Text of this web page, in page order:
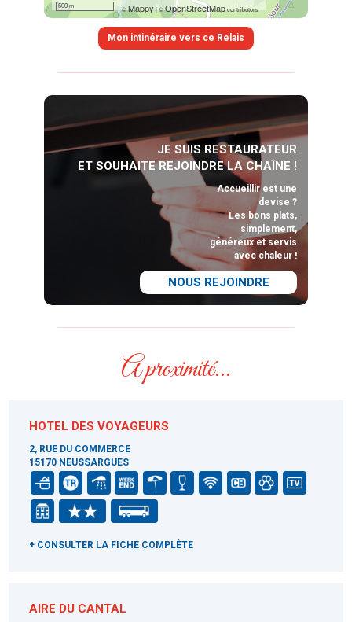
500 m ©Mappy|©OpenStreetMapcontributors
JE SUIS RESTAURATEUR
ET SOUHAITE REJOINDRE LA CHAÎNE !
Accueillir est une
devise ?
Les bons plats,
simplement,
généreux et servis
avec chaleur !
NOUS REJOINDRE
A proximité...
HOTEL DES VOYAGEURS
2, RUE DU COMMERCE
15170 NEUSSARGUES
+ CONSULTER LA FICHE COMPLÈTE
AIRE DU CANTAL